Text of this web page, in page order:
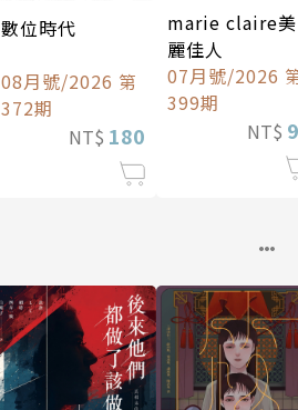
數位時代
08月號/2026 第
372期
NT$ 180
marie claire美
麗佳人
07月號/2026
399期
NT$